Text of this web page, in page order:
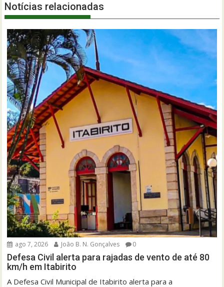
Notícias relacionadas
ago 7, 2026 João B. N. Gonçalves 0
Defesa Civil alerta para rajadas de vento de até 80
km/h em Itabirito
A Defesa Civil Municipal de Itabirito alerta para a